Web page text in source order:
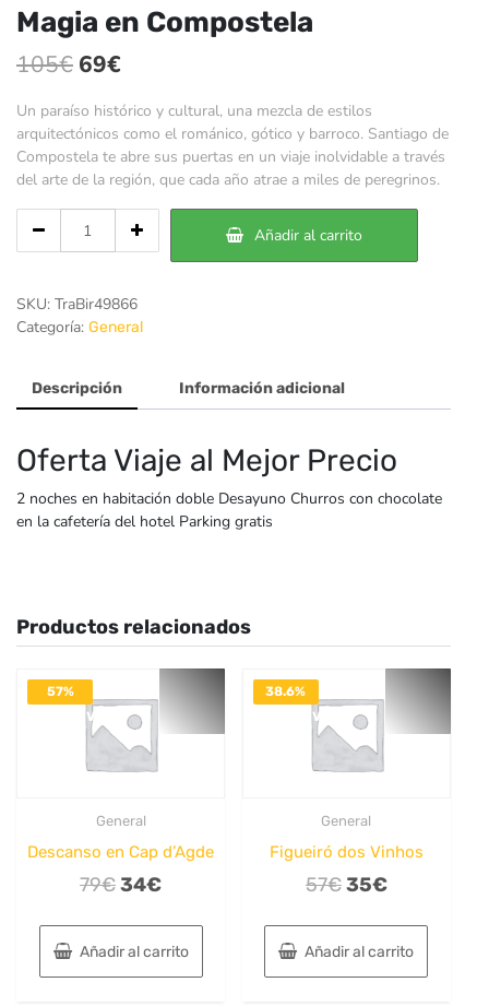
Magia en Compostela
105€ El
precio
original
era:
69€
precio
actual
es:
Un paraíso histórico y cultural, una mezcla de estilos
arquitectónicos como el románico, gótico y barroco. Santiago de
Compostela te abre sus puertas en un viaje inolvidable a través
del arte de la región, que cada año atrae a miles de peregrinos.
Compostela
Añadir al carrito
SKU: TraBir49866
Categoría: General
Descripción Información adicional
Oferta Viaje al Mejor Precio
2 noches en habitación doble Desayuno Churros con chocolate
en la cafetería del hotel Parking gratis
Productos relacionados
57%
DESACTIVADO
General
Descanso en Cap d’Agde
79€El
original
era:
34€El
actual
es:
Añadir al carrito
38.6%
DESACTIVADO
General
Figueiró dos Vinhos
57€El
original
era:
35€El
actual
es:
Añadir al carrito